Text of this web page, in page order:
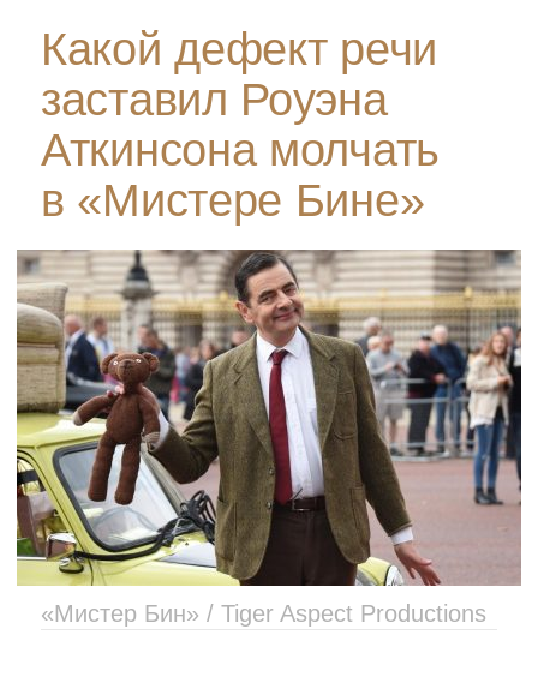
Какой дефект речи
заставил Роуэна
Аткинсона молчать
в «Мистере Бине»
«Мистер Бин» / Tiger Aspect Productions